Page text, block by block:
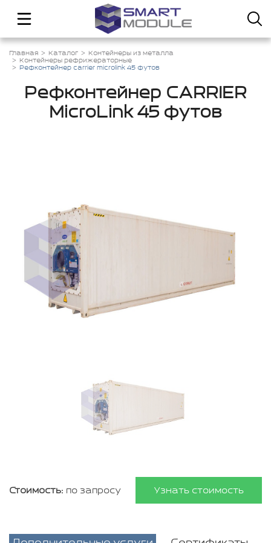
Главная Каталог
Контейнеры из металла
Контейнеры рефрижераторные
Рефконтейнер carrier microlink 45 футов
Рефконтейнер CARRIER
MicroLink 45 футов
Стоимость: по запросу Узнать стоимость